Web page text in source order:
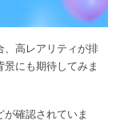
、高レアリティが排
にも期待してみま
確認されていま